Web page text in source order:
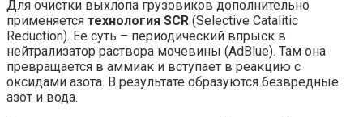
Для очистки выхлопа грузовиков дополнительно
применяется технология SCR (Selective Catalitic
Reduction). Ее суть – периодический впрыск в
нейтрализатор раствора мочевины (AdBlue). Там она
превращается в аммиак и вступает в реакцию с
оксидами азота. В результате образуются безвредные
азот и вода.